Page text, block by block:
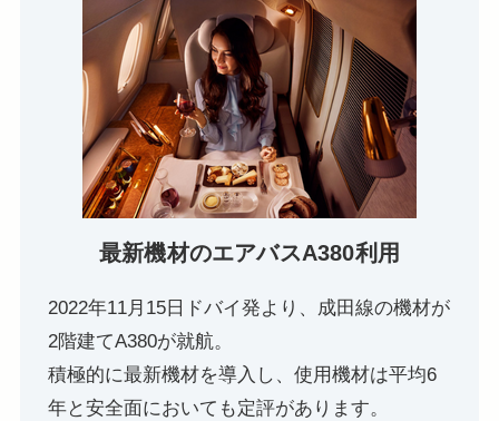
最新機材のエアバスA380利用
2022年11月15日ドバイ発より、成田線の機材が
2階建てA380が就航。
積極的に最新機材を導入し、使用機材は平均6
年と安全面においても定評があります。